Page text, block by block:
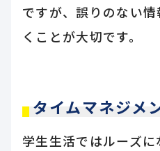
ですが、誤りのない
くことが大切です。
タイムマネジメ
学生生活ではルーズ